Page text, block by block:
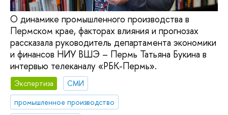
О динамике промышленного производства в
Пермском крае, факторах влияния и прогнозах
рассказала руководитель департамента экономики
и финансов НИУ ВШЭ – Пермь Татьяна Букина в
интервью телеканалу «РБК-Пермь».
Экспертиза
СМИ
промышленное производство